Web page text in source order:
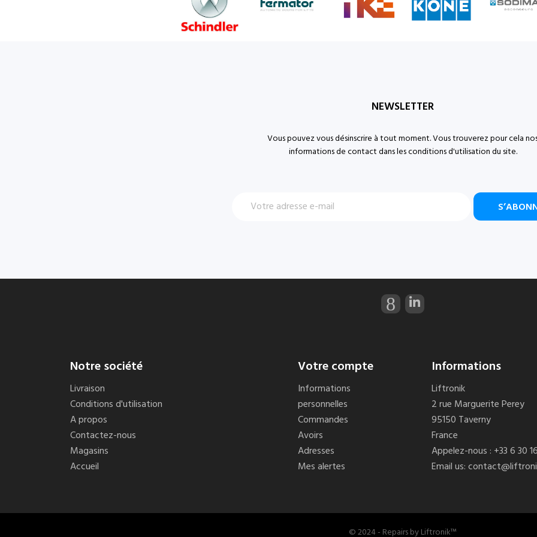
NEWSLETTER
Vous pouvez vous désinscrire à tout moment. Vous trouverez pour cela
informations de contact dans les conditions d'utilisation du site.
Notre société
Livraison
Conditions d'utilisation
A propos
Contactez-nous
Magasins
Accueil
Votre compte
Informations
personnelles
Commandes
Avoirs
Adresses
Mes alertes
Informations
Liftronik
2 rue Marguerite Perey
95150 Taverny
France
Appelez-nous : +33 6 30
Email us:
© 2024 - Repairs by Liftronik™